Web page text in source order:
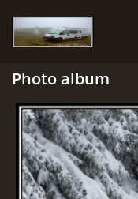
PHOTO ALBUM
GMAIL
Photo album